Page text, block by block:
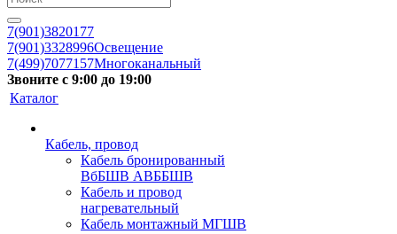
7(901)3820177
7(901)3328996Освещение
7(499)7077157Многоканальный
Звоните с 9:00 до 19:00
Каталог
Кабель, провод
Кабель бронированный
ВбБШВ АВББШВ
Кабель и провод
нагревательный
Кабель монтажный МГШВ